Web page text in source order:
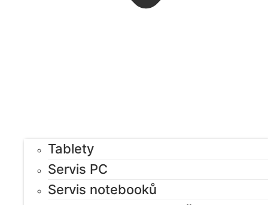
Tablety
Servis PC
Servis notebooků